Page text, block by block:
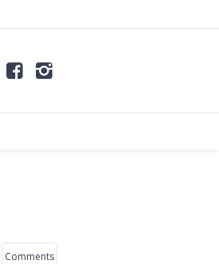
Comments